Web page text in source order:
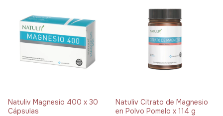
Natuliv Magnesio 400 x 30
Cápsulas
Natuliv Citrato de Magnesio
en Polvo Pomelo x 114 g